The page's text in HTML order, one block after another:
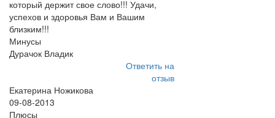
который держит свое слово!!! Удачи,
успехов и здоровья Вам и Вашим
близким!!!
Минусы
Дурачок Владик
Ответить на
отзыв
Екатерина Ножикова
09-08-2013
Плюсы